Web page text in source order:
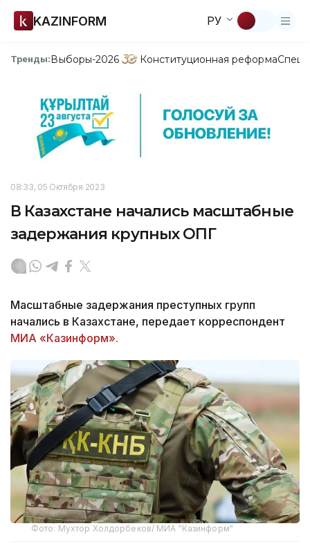
KAZINFORM РУ
Тренды:Выборы-2026 Конституционная реформа
08:33, 05 Октября 2023
В Казахстане начались масштабные
задержания крупных ОПГ
Масштабные задержания преступных групп
начались в Казахстане, передает корреспондент
МИА «Казинформ».
Фото: Мухтор Холдорбеков/ МИА "Казинформ"